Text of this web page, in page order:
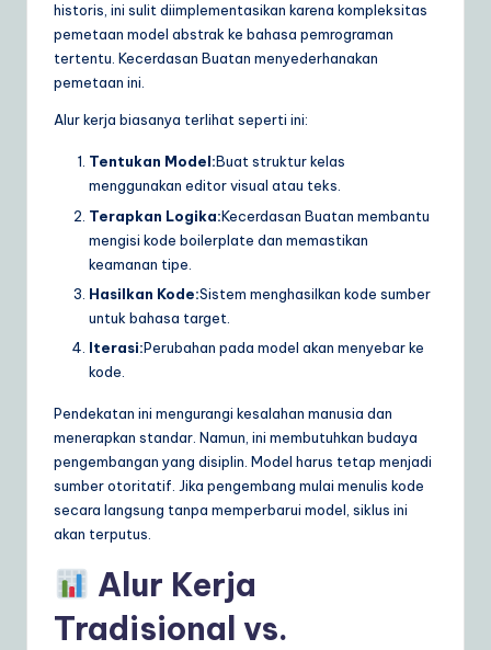
historis, ini sulit diimplementasikan karena kompleksitas
pemetaan model abstrak ke bahasa pemrograman
tertentu. Kecerdasan Buatan menyederhanakan
pemetaan ini.
Alur kerja biasanya terlihat seperti ini:
Tentukan Model:Buat struktur kelas
menggunakan editor visual atau teks.
Terapkan Logika:Kecerdasan Buatan membantu
mengisi kode boilerplate dan memastikan
keamanan tipe.
Hasilkan Kode:Sistem menghasilkan kode sumber
untuk bahasa target.
Iterasi:Perubahan pada model akan menyebar ke
kode.
Pendekatan ini mengurangi kesalahan manusia dan
menerapkan standar. Namun, ini membutuhkan budaya
pengembangan yang disiplin. Model harus tetap menjadi
sumber otoritatif. Jika pengembang mulai menulis kode
secara langsung tanpa memperbarui model, siklus ini
akan terputus.
Alur Kerja
Tradisional vs.